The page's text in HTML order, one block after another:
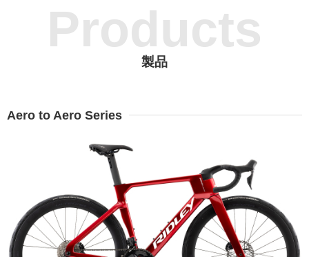
Products
製品
Aero to Aero Series